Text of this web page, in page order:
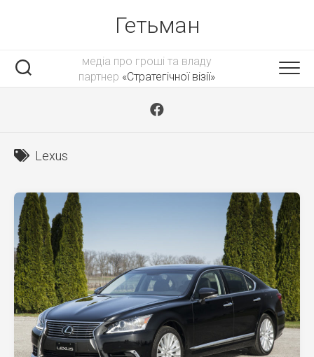
Гетьман
медіа про гроші та владу
партнер «Стратегічної візії»
Lexus